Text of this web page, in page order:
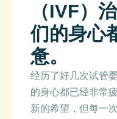
（IVF）
们的身心
惫。
经历了好几次试管
的身心都已经非常
新的希望，但每一